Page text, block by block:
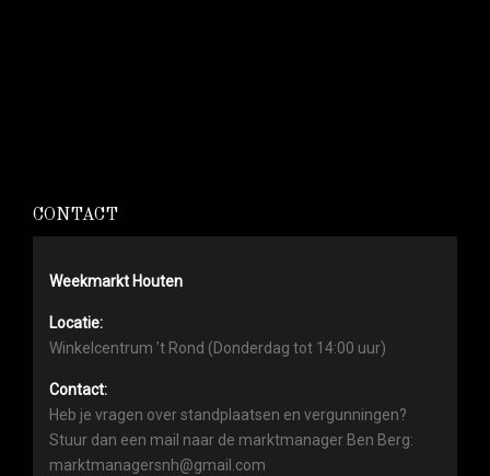
CONTACT
Weekmarkt Houten
Locatie:
Winkelcentrum ’t Rond (Donderdag tot 14:00 uur)
Contact:
Heb je vragen over standplaatsen en vergunningen?
Stuur dan een mail naar de marktmanager Ben Berg:
marktmanagersnh@gmail.com